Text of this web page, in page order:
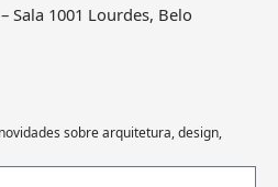
Sala 1001 Lourdes, Belo
sobre arquitetura, design,